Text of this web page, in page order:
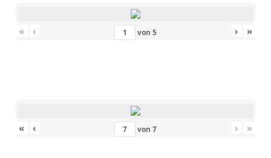
« ‹ von 5 › »
« ‹ von 7 › »